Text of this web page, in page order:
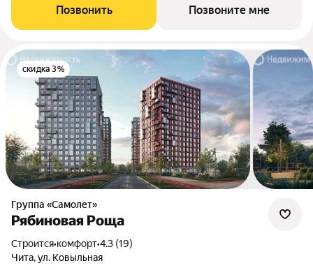
Позвонить Позвоните мне
скидка 3%
Группа «Самолет»
Рябиновая Роща
Строится•комфорт•4.3 (19)
Чита, ул. Ковыльная